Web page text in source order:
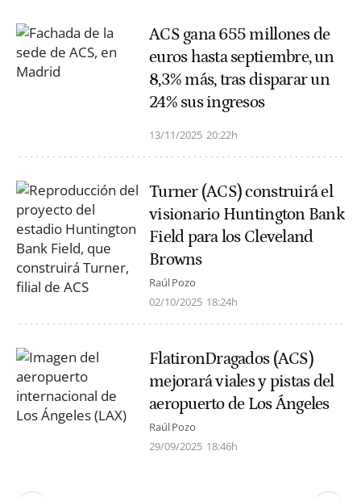
ACS gana 655 millones de
euros hasta septiembre, un
8,3% más, tras disparar un
24% sus ingresos
13/11/2025 20:22h
Turner (ACS) construirá el
visionario Huntington Bank
Field para los Cleveland
Browns
Raúl Pozo
02/10/2025 18:24h
FlatironDragados (ACS)
mejorará viales y pistas del
aeropuerto de Los Ángeles
Raúl Pozo
29/09/2025 18:46h